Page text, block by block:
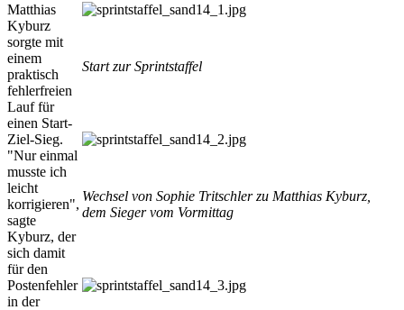
Start zur Sprintstaffel
Wechsel von Sophie Tritschler zu Matthias Kyburz,
dem Sieger vom Vormittag
Matthias
Kyburz
sorgte mit
einem
praktisch
fehlerfreien
Lauf für
einen Start-
Ziel-Sieg.
"Nur einmal
musste ich
leicht
korrigieren",
sagte
Kyburz, der
sich damit
für den
Postenfehler
in der